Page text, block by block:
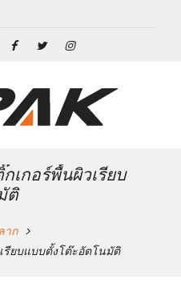
เตอร์
ตา
แกรม
เกอร์พื้นผิวเรียบ
ติ
าก
รียบแบบตั้งโต๊ะอัตโนมัติ